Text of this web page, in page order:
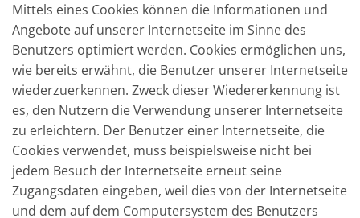
Mittels eines Cookies können die Informationen und
Angebote auf unserer Internetseite im Sinne des
Benutzers optimiert werden. Cookies ermöglichen uns,
wie bereits erwähnt, die Benutzer unserer Internetseite
wiederzuerkennen. Zweck dieser Wiedererkennung ist
es, den Nutzern die Verwendung unserer Internetseite
zu erleichtern. Der Benutzer einer Internetseite, die
Cookies verwendet, muss beispielsweise nicht bei
jedem Besuch der Internetseite erneut seine
Zugangsdaten eingeben, weil dies von der Internetseite
und dem auf dem Computersystem des Benutzers